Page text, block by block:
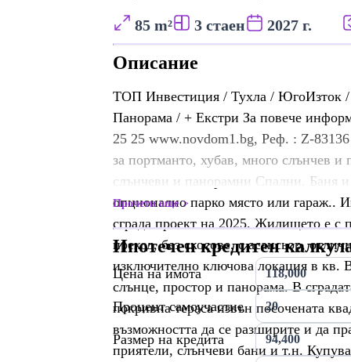
85 m² 3 стаен 2027 г.
Описание
ТОП Инвестиция / Тухла /
Панорама / + Екстри За повече
25 25 www.novdom1.bg, Реф. : Z-
за портманто, хубав, много слънчев
слънчеви и панорамни Спални, Баня
опционално парко място или гараж..
сграда проект на 2025. Жилището е с
преход, без скосове, с асансьор,
изключително ключова локация в кв.
слънце, простор и панорама. В
покривна тераса извън посочената
възможността да се разширите и да
приятели, слънчеви бани и т.н.
Прочети още
Ипотечен кредитен
Цена на имота
Процент самоучастие
Размер на кредита